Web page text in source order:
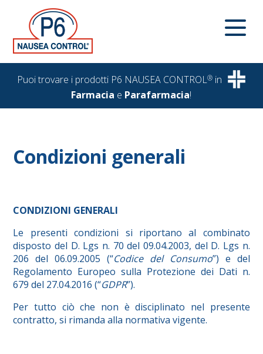
Puoi trovare i prodotti P6 NAUSEA CONTROL® in
Farmacia e Parafarmacia!
Condizioni generali
CONDIZIONI GENERALI
Le presenti condizioni si riportano al combinato
disposto del D. Lgs n. 70 del 09.04.2003, del D. Lgs n.
206 del 06.09.2005 (“Codice del Consumo”) e del
Regolamento Europeo sulla Protezione dei Dati n.
679 del 27.04.2016 (“GDPR”).
Per tutto ciò che non è disciplinato nel presente
contratto, si rimanda alla normativa vigente.